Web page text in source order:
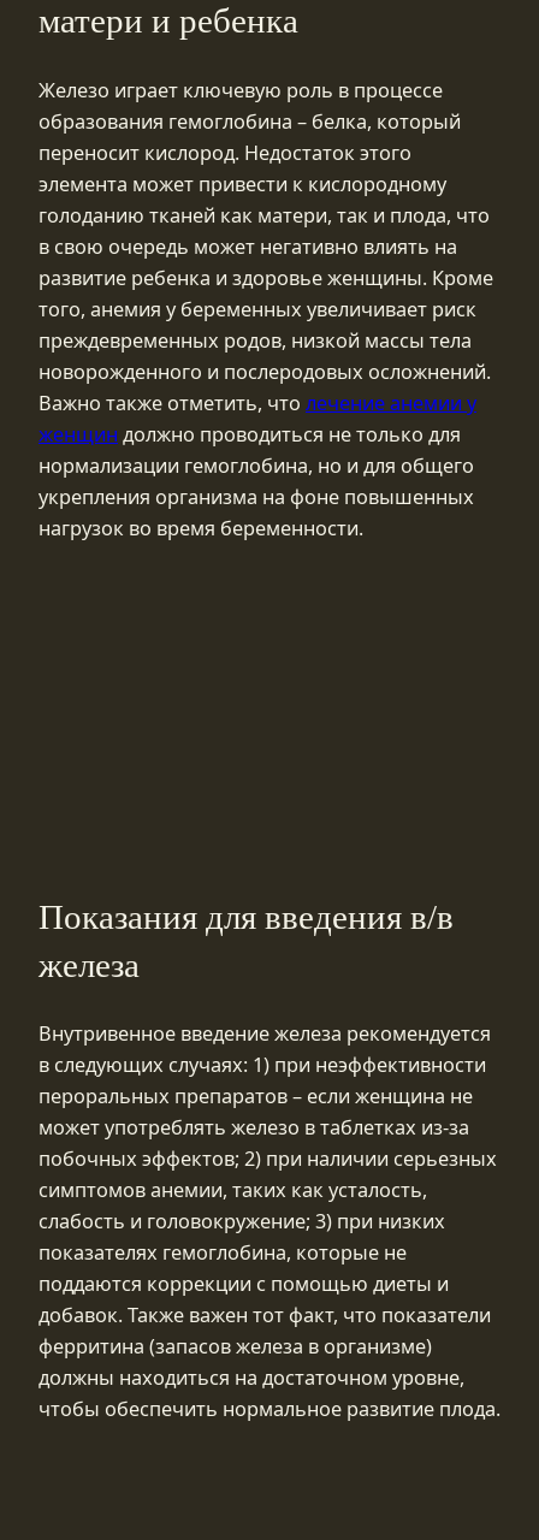
матери и ребенка
Железо играет ключевую роль в процессе
образования гемоглобина – белка, который
переносит кислород. Недостаток этого
элемента может привести к кислородному
голоданию тканей как матери, так и плода, что
в свою очередь может негативно влиять на
развитие ребенка и здоровье женщины. Кроме
того, анемия у беременных увеличивает риск
преждевременных родов, низкой массы тела
новорожденного и послеродовых осложнений.
Важно также отметить, что лечение анемии у
женщин должно проводиться не только для
нормализации гемоглобина, но и для общего
укрепления организма на фоне повышенных
нагрузок во время беременности.
Показания для введения в/в
железа
Внутривенное введение железа рекомендуется
в следующих случаях: 1) при неэффективности
пероральных препаратов – если женщина не
может употреблять железо в таблетках из-за
побочных эффектов; 2) при наличии серьезных
симптомов анемии, таких как усталость,
слабость и головокружение; 3) при низких
показателях гемоглобина, которые не
поддаются коррекции с помощью диеты и
добавок. Также важен тот факт, что показатели
ферритина (запасов железа в организме)
должны находиться на достаточном уровне,
чтобы обеспечить нормальное развитие плода.